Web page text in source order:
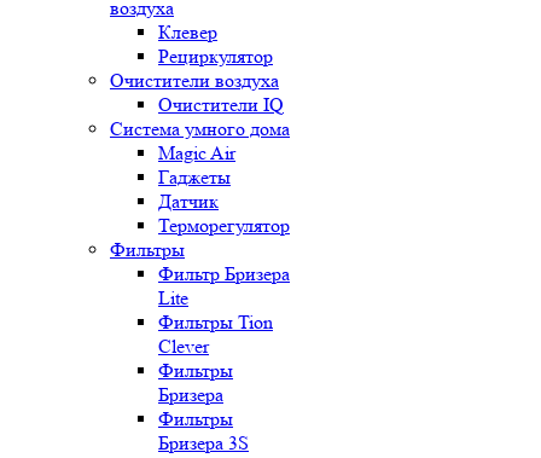
воздуха
Клевер
Рециркулятор
Очистители воздуха
Очистители IQ
Система умного дома
Magic Air
Гаджеты
Датчик
Терморегулятор
Фильтры
Фильтр Бризера
Lite
Фильтры Tion
Clever
Фильтры
Бризера
Фильтры
Бризера 3S